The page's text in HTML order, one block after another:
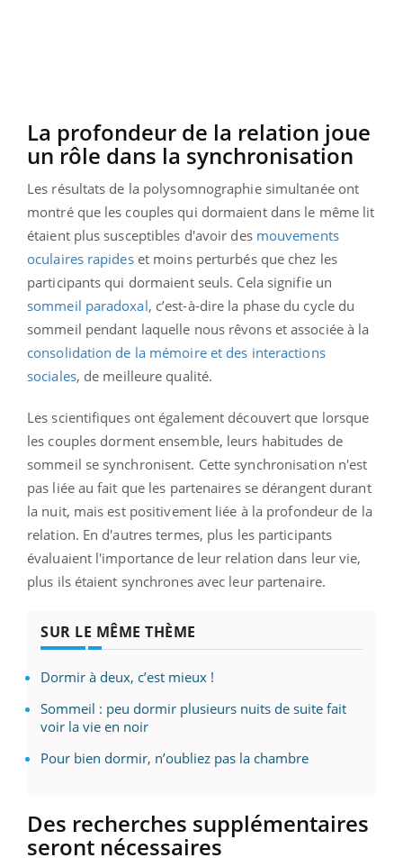
La profondeur de la relation joue
un rôle dans la synchronisation
Les résultats de la polysomnographie simultanée ont
montré que les couples qui dormaient dans le même lit
étaient plus susceptibles d'avoir des mouvements
oculaires rapideset moins perturbés que chez les
participants qui dormaient seuls. Cela signifie un
sommeil paradoxal, c’est-à-dire la phase du cycle du
sommeil pendant laquelle nous rêvons et associée à la
consolidation de la mémoire et des interactions
sociales, de meilleure qualité.
Les scientifiques ont également découvert que lorsque
les couples dorment ensemble, leurs habitudes de
sommeil se synchronisent. Cette synchronisation n'est
pas liée au fait que les partenaires se dérangent durant
la nuit, mais est positivement liée à la profondeur de la
relation. En d'autres termes, plus les participants
évaluaient l'importance de leur relation dans leur vie,
plus ils étaient synchrones avec leur partenaire.
SUR LE MÊME THÈME
Dormir à deux, c’est mieux !
Sommeil : peu dormir plusieurs nuits de suite fait
voir la vie en noir
Pour bien dormir, n’oubliez pas la chambre
Des recherches supplémentaires
seront nécessaires